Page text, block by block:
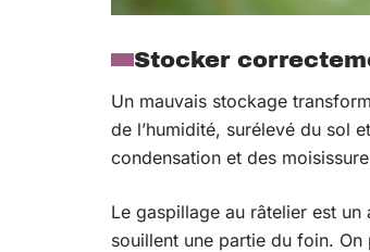
Stocker
Un mauvais stockage
de l’humidité, surélevé du sol
condensation et des
Le gaspillage au râtelier est
souillent une partie du foin.